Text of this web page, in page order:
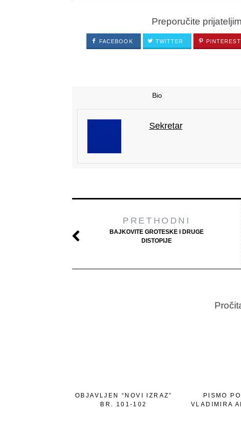
Preporučite
FACEBOOK TWITTER PINTEREST
Bio
Sekretar
PRETHODNI
BAJKOVITE GROTESKE I DRUGE
DISTOPIJE
OBJAVLJEN “NOVI IZRAZ”
BR. 101-102
PISMO
VLADIMIRA